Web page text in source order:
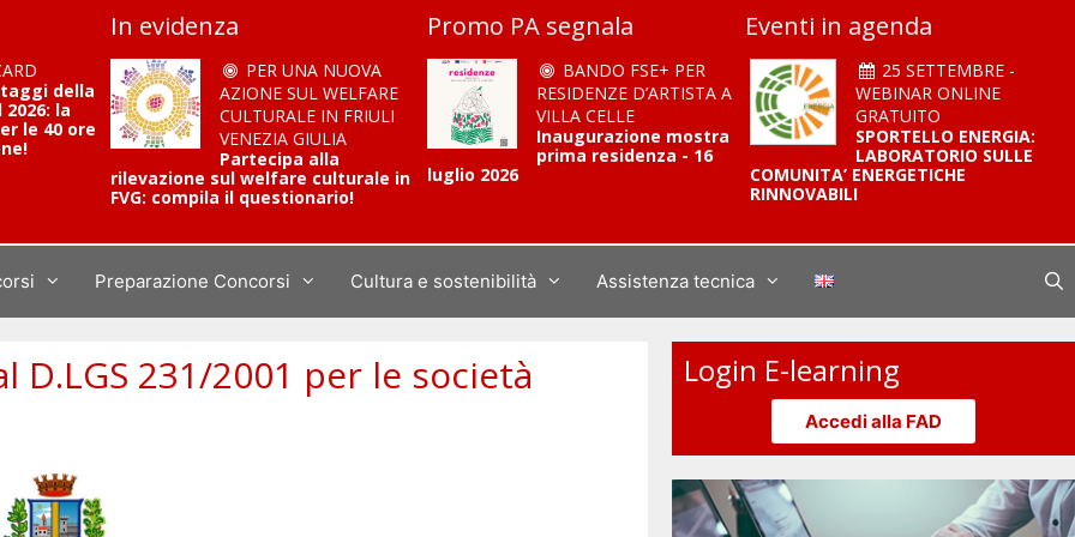
della
2026: la
le 40 ore
In evidenza
PER UNA NUOVA
AZIONE SUL WELFARE
CULTURALE IN FRIULI
VENEZIA GIULIA
Partecipa alla
rilevazione sul welfare culturale in
FVG: compila il questionario!
Promo PA segnala
BANDO FSE+ PER
RESIDENZE D’ARTISTA A
VILLA CELLE
Inaugurazione mostra
prima residenza - 16
luglio 2026
Eventi in agenda
25 SETTEMBRE -
WEBINAR ONLINE
GRATUITO
SPORTELLO ENERGIA:
LABORATORIO SULLE
COMUNITA’ ENERGETICHE
RINNOVABILI
Preparazione Concorsi Cultura e sostenibilità Assistenza tecnica
231/2001 per le società
Login E-learning
Accedi alla FAD